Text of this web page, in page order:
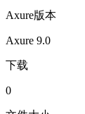
Axure版本
Axure 9.0
下载
0